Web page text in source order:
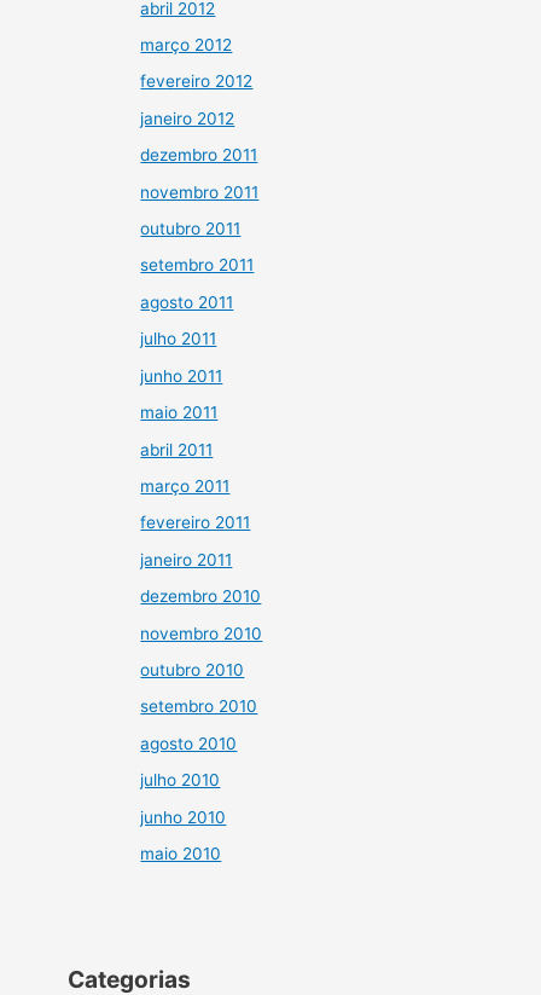
abril 2012
março 2012
fevereiro 2012
janeiro 2012
dezembro 2011
novembro 2011
outubro 2011
setembro 2011
agosto 2011
julho 2011
junho 2011
maio 2011
abril 2011
março 2011
fevereiro 2011
janeiro 2011
dezembro 2010
novembro 2010
outubro 2010
setembro 2010
agosto 2010
julho 2010
junho 2010
maio 2010
Categorias